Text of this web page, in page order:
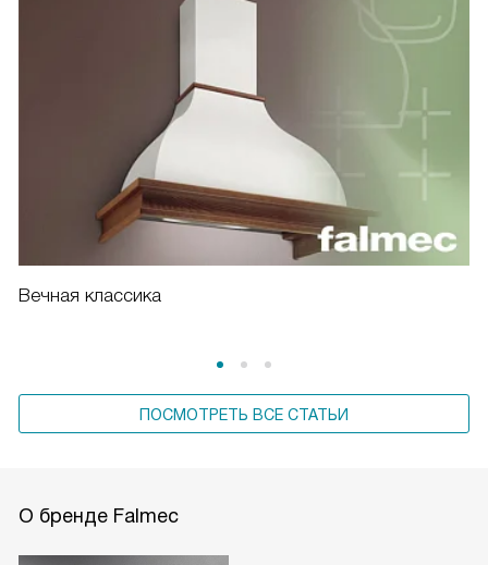
Вечная классика
ПОСМОТРЕТЬ ВСЕ СТАТЬИ
О бренде Falmec